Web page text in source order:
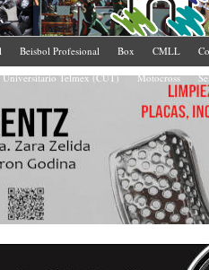
Beisbol Profesional Box CMLL
Universitario Telmex (CUT) Motocross